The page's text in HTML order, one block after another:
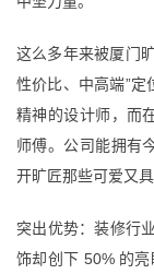
这么多年来被厦门
性价比、中高端”定
精神的设计师，而
师傅。公司能拥有
开旷匠那些可爱又
突出优势：装修行
饰却创下 50% 的